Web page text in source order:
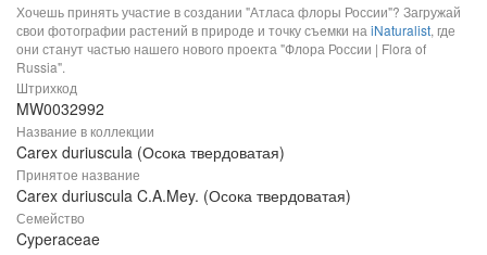
Хочешь принять участие в создании "Атласа флоры России"? Загружай
свои фотографии растений в природе и точку съемки на iNaturalist, где
они станут частью нашего нового проекта "Флора России | Flora of
Russia".
Штрихкод
MW0032992
Название в коллекции
Carex duriuscula (Осока твердоватая)
Принятое название
Carex duriuscula C.A.Mey. (Осока твердоватая)
Семейство
Cyperaceae